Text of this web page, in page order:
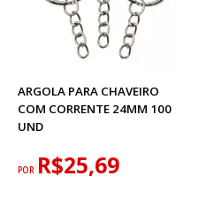
ARGOLA PARA CHAVEIRO
COM CORRENTE 24MM 100
UND
POR R$25,69